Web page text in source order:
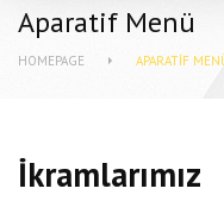
Aparatif Menü
HOMEPAGE APARATIF
İkramlarımız